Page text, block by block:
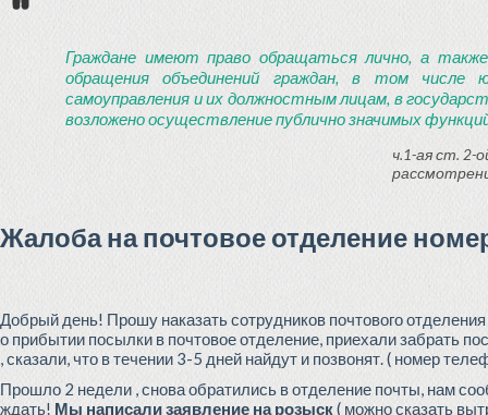
Граждане имеют право обращаться лично, а
обращения объединений граждан, в том числе
самоуправления и их должностным лицам, в
возложено осуществление публично значимых
ч.1-ая ст. 2-
Жалоба на почтовое отделение
Добрый день! Прошу наказать сотрудников почтового
о прибытии посылки в почтовое отделение, приехали забрать
, сказали, что в течении 3-5 дней найдут и позвонят. ( номер
Прошло 2 недели , снова обратились в отделение почты, нам
ждать! Мы написали заявление на розыск( можно сказать